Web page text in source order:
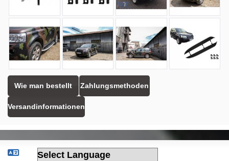
Wie man bestellt Zahlungsmethoden
Versandinformationen